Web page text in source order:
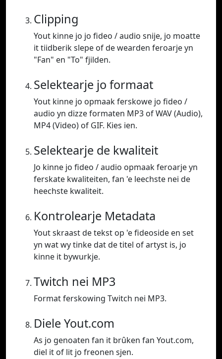
Clipping
Yout kinne jo jo fideo / audio snije, jo moatte
it tiidberik slepe of de wearden feroarje yn
"Fan" en "To" fjilden.
Selektearje jo formaat
Yout kinne jo opmaak ferskowe jo fideo /
audio yn dizze formaten MP3 of WAV (Audio),
MP4 (Video) of GIF. Kies ien.
Selektearje de kwaliteit
Jo kinne jo fideo / audio opmaak feroarje yn
ferskate kwaliteiten, fan 'e leechste nei de
heechste kwaliteit.
Kontrolearje Metadata
Yout skraast de tekst op 'e fideoside en set
yn wat wy tinke dat de titel of artyst is, jo
kinne it bywurkje.
Twitch nei MP3
Format ferskowing Twitch nei MP3.
Diele Yout.com
As jo genoaten fan it brûken fan Yout.com,
diel it of lit jo freonen sjen.